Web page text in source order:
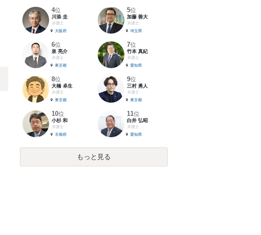
4位
川添 圭
弁護士
大阪府
5位
加藤 善大
弁護士
埼玉県
6位
泉 亮介
弁護士
東京都
7位
竹本 真紀
弁護士
愛知県
8位
大橋 卓生
弁護士
東京都
9位
三村 勇人
弁護士
東京都
10位
小杉 和
弁護士
京都府
11位
白井 弘昭
弁護士
愛知県
もっと見る